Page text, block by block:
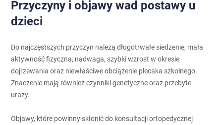
Przyczyny i objawy wad postawy u
dzieci
Do najczęstszych przyczyn należą długotrwałe siedzenie, mała
aktywność fizyczna, nadwaga, szybki wzrost w okresie
dojrzewania oraz niewłaściwe obciążenie plecaka szkolnego.
Znaczenie mają również czynniki genetyczne oraz przebyte
urazy.
Objawy, które powinny skłonić do konsultacji ortopedycznej